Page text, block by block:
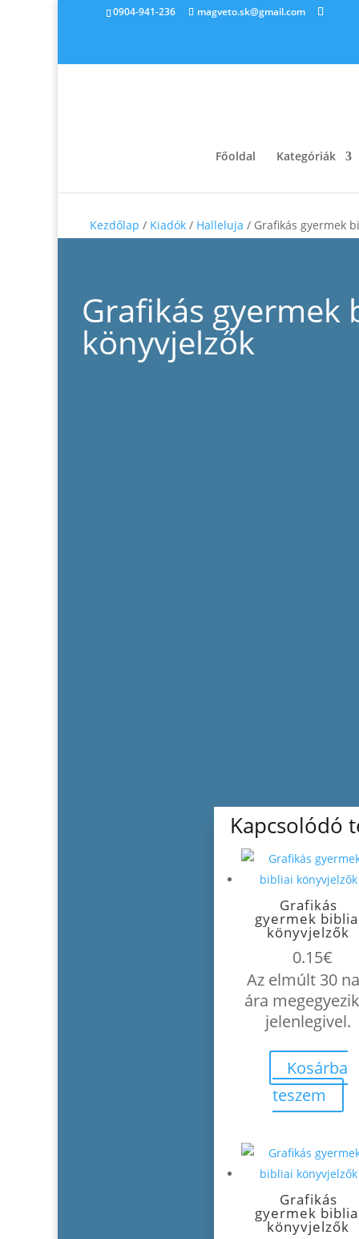
0904-941-236 magveto.sk@gmail.com
Főoldal Kategóriák
Kezdőlap / Kiadók / Halleluja / Grafikás gyermek
Grafikás gyermek
könyvjelzők
Kapcsolódó
Grafikás
gyermek
könyvjelzők
0.15€
Az elmúlt 30
ára
jelenlegivel.
Kosárba
teszem
Grafikás
gyermek
könyvjelzők